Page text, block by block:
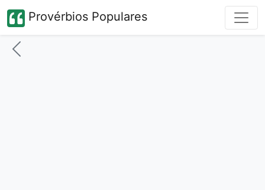
Provérbios Populares